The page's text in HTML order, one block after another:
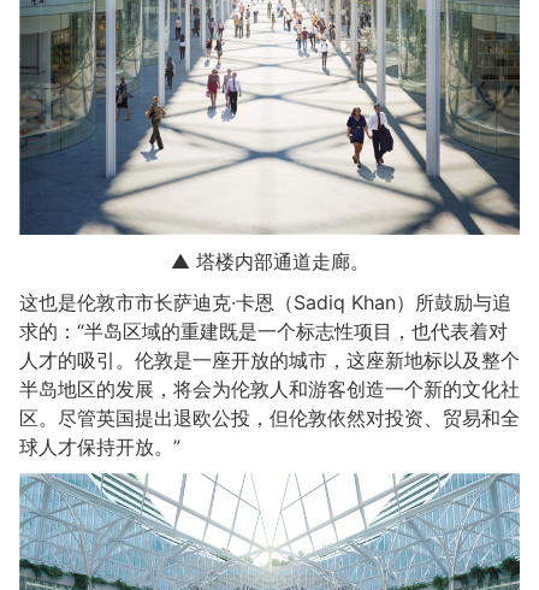
▲ 塔楼内部通道走廊。
这也是伦敦市市长萨迪克·卡恩（Sadiq Khan）所鼓励与追
求的：“半岛区域的重建既是一个标志性项目，也代表着对
人才的吸引。伦敦是一座开放的城市，这座新地标以及整个
半岛地区的发展，将会为伦敦人和游客创造一个新的文化社
区。尽管英国提出退欧公投，但伦敦依然对投资、贸易和全
球人才保持开放。”